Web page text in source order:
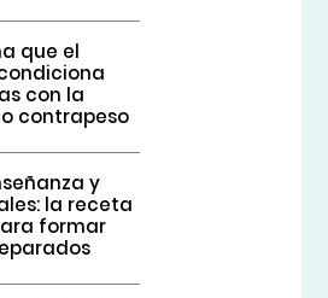
que el
con la
contrapeso
y
la receta
formar